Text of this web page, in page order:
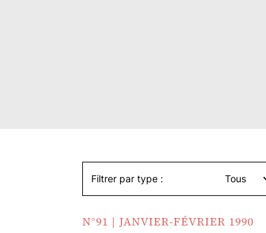
Filtrer par type : Tous
N°91 | JANVIER-FÉVRIER 1990